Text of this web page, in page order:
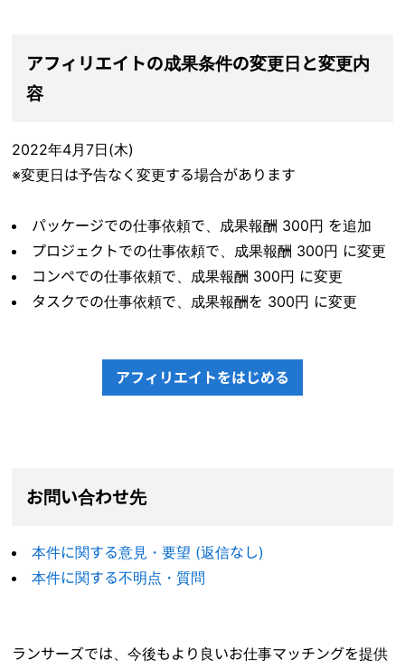
アフィリエイトの成果条件の変更日と変更内
容
2022年4月7日(木)
※変更日は予告なく変更する場合があります
パッケージでの仕事依頼で、成果報酬 300円 を追加
プロジェクトでの仕事依頼で、成果報酬 300円 に変更
コンペでの仕事依頼で、成果報酬 300円 に変更
タスクでの仕事依頼で、成果報酬を 300円 に変更
アフィリエイトをはじめる
お問い合わせ先
本件に関する意見・要望 (返信なし)
本件に関する不明点・質問
ランサーズでは、今後もより良いお仕事マッチングを提供